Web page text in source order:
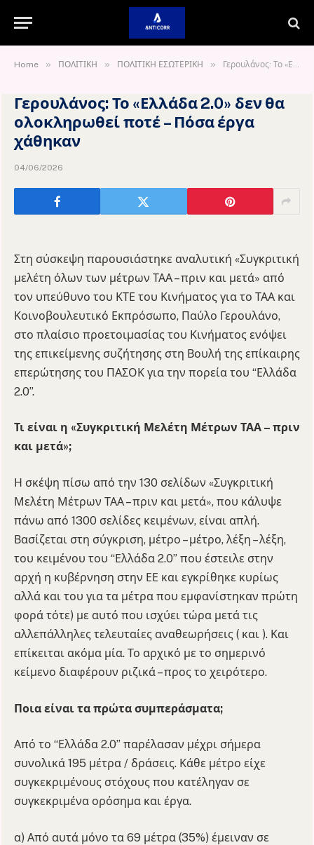
Home » ΠΟΛΙΤΙΚΗ » ΠΟΛΙΤΙΚΗ ΕΣΩΤΕΡΙΚΗ » Γερουλάνος: Το «Ελλάδα 2.0» δεν θα ολοκληρωθεί ποτέ – Πόσα έργα χάθηκαν
Γερουλάνος: Το «Ελλάδα 2.0» δεν θα
ολοκληρωθεί ποτέ – Πόσα έργα
χάθηκαν
04/06/2026
Στη σύσκεψη παρουσιάστηκε αναλυτική «Συγκριτική
μελέτη όλων των μέτρων ΤΑΑ – πριν και μετά» από
τον υπεύθυνο του ΚΤΕ του Κινήματος για το ΤΑΑ και
Κοινοβουλευτικό Εκπρόσωπο, Παύλο Γερουλάνο,
στο πλαίσιο προετοιμασίας του Κινήματος ενόψει
της επικείμενης συζήτησης στη Βουλή της επίκαιρης
επερώτησης του ΠΑΣΟΚ για την πορεία του “Ελλάδα
2.0”.
Τι είναι η «Συγκριτική Μελέτη Μέτρων ΤΑΑ – πριν
και μετά»;
Η σκέψη πίσω από την 130 σελίδων «Συγκριτική
Μελέτη Μέτρων ΤΑΑ – πριν και μετά», που κάλυψε
πάνω από 1300 σελίδες κειμένων, είναι απλή.
Βασίζεται στη σύγκριση, μέτρο – μέτρο, λέξη – λέξη,
του κειμένου του “Ελλάδα 2.0” που έστειλε στην
αρχή η κυβέρνηση στην ΕΕ και εγκρίθηκε κυρίως
αλλά και του για τα μέτρα που εμφανίστηκαν πρώτη
φορά τότε) με αυτό που ισχύει τώρα μετά τις
αλλεπάλληλες τελευταίες αναθεωρήσεις ( και ). Και
επίκειται ακόμα μία. Το αρχικό με το σημερινό
κείμενο διαφέρουν ριζικά – προς το χειρότερο.
Ποια είναι τα πρώτα συμπεράσματα;
Από το “Ελλάδα 2.0” παρέλασαν μέχρι σήμερα
συνολικά 195 μέτρα / δράσεις. Κάθε μέτρο είχε
συγκεκριμένους στόχους που κατέληγαν σε
συγκεκριμένα ορόσημα και έργα.
α) Από αυτά μόνο τα 69 μέτρα (35%) έμειναν σε